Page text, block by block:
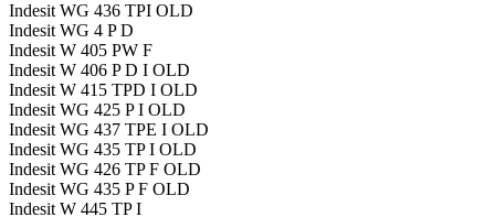
Indesit WG 436 TPI OLD
Indesit WG 4 P D
Indesit W 405 PW F
Indesit W 406 P D I OLD
Indesit W 415 TPD I OLD
Indesit WG 425 P I OLD
Indesit WG 437 TPE I OLD
Indesit WG 435 TP I OLD
Indesit WG 426 TP F OLD
Indesit WG 435 P F OLD
Indesit W 445 TP I